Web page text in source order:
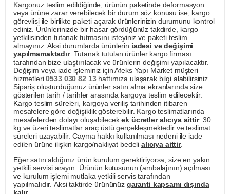
Kargonuz teslim edildiğinde, ürünün paketinde deformasyon
veya ürüne zarar verebilecek bir durum söz konusu ise, kargo
görevlisi ile birlikte paketi açarak ürünlerinizin durumunu kontrol
ediniz. Ürünlerinizde bir hasar gördüğünüz takdirde, kargo
yetkilisinden tutanak tutmasını isteyiniz ve paketi teslim
almayınız. Aksi durumlarda ürünlerin iadesi ve değişimi
yapılmamaktadır. Tutanak tutulan ürünler kargo firması
tarafından bize ulaştırılacak ve ürünlerin değişimi yapılacaktır.
Değişim veya iade işleminiz için Afeks Yapı Market müşteri
hizmetleri0533 030 82 13hattımıza ulaşarak bilgi alabilirsiniz.
Sipariş oluşturduğunuz ürünler satın alma ekranlarında size
gösterilen tarih / tarihler arasında kargoya teslim edilecektir.
Kargo teslim süreleri, kargoya veriliş tarihinden itibaren
mesafelere göre değişiklik gösterebilir. Kargo teslimatlarında
mesafelerden dolayı oluşabilecekek ücretler alıcıya aittir. 30
kg ve üzeri teslimatlar araç üstü gerçekleşmektedir ve teslimat
süreleri uzayabilir. Cayma hakkı kullanılması nedeni ile iade
edilen ürüne ilişkin kargo/nakliyat bedeli alıcıya aittir.
Eğer satın aldığınız ürün kurulum gerektiriyorsa, size en yakın
yetkili servisi arayın. Ürünün kutusunun (ambalajının) açılması
ve kurulum işlemi mutlaka yetkili servis tarafından
yapılmalıdır. Aksi taktirde ürününüz garanti kapsamı dışında